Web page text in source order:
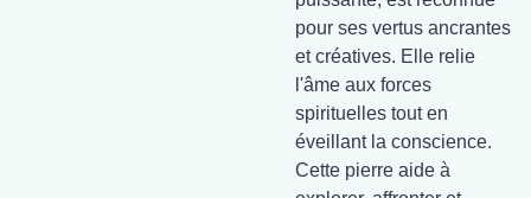
pour ses vertus ancrantes
et créatives. Elle relie
l'âme aux forces
spirituelles tout en
éveillant la conscience.
Cette pierre aide à